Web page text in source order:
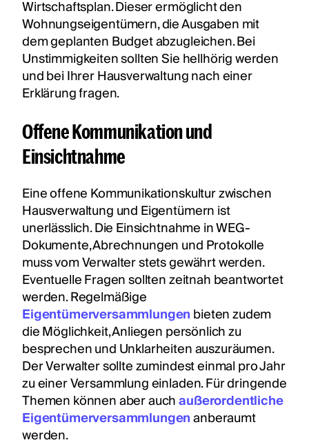
Wirtschaftsplan. Dieser ermöglicht den
Wohnungseigentümern, die Ausgaben mit
dem geplanten Budget abzugleichen. Bei
Unstimmigkeiten sollten Sie hellhörig werden
und bei Ihrer Hausverwaltung nach einer
Erklärung fragen.
Offene Kommunikation und
Einsichtnahme
Eine offene Kommunikationskultur zwischen
Hausverwaltung und Eigentümern ist
unerlässlich. Die Einsichtnahme in WEG-
Dokumente, Abrechnungen und Protokolle
muss vom Verwalter stets gewährt werden.
Eventuelle Fragen sollten zeitnah beantwortet
werden. Regelmäßige
Eigentümerversammlungenbieten zudem
die Möglichkeit, Anliegen persönlich zu
besprechen und Unklarheiten auszuräumen.
Der Verwalter sollte zumindest einmal pro Jahr
zu einer Versammlung einladen. Für dringende
Themen können aber auchaußerordentliche
Eigentümerversammlungenanberaumt
werden.